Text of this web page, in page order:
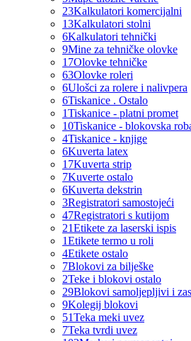
23Kalkulatori komercijalni
13Kalkulatori stolni
6Kalkulatori tehnički
9Mine za tehničke olovke
17Olovke tehničke
63Olovke roleri
6Ulošci za rolere i nalivpera
6Tiskanice . Ostalo
1Tiskanice - platni promet
10Tiskanice - blokovska
4Tiskanice - knjige
6Kuverta latex
17Kuverta strip
7Kuverte ostalo
6Kuverta dekstrin
3Registratori samostojeći
47Registratori s kutijom
21Etikete za laserski ispis
1Etikete termo u roli
4Etikete ostalo
7Blokovi za bilješke
2Teke i blokovi ostalo
29Blokovi samoljepljivi i
9Kolegij blokovi
51Teka meki uvez
7Teka tvrdi uvez